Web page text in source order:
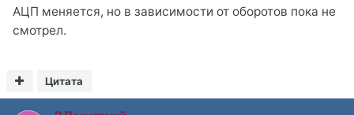
АЦП меняется, но в зависимости от оборотов пока не
смотрел.
Цитата